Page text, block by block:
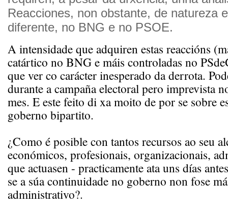
Reacciones, non obstante, de natureza
diferente, no BNG e no PSOE.
A intensidade que adquiren estas reaccións
catártico no BNG e máis controladas no
que ver co carácter inesperado da derrota.
durante a campaña electoral pero imprevista
mes. E este feito di xa moito de por se sobre
goberno bipartito.
¿Como é posible con tantos recursos ao seu
económicos, profesionais, organizacionais,
que actuasen - practicamente ata uns días
se a súa continuidade no goberno non fose
administrativo?.